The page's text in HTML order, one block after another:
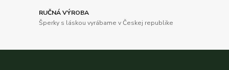
RUČNÁ VÝROBA
Šperky s láskou vyrábame v Českej republike